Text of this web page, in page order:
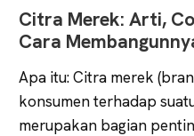
Citra Merek: Arti,
Cara
Apa itu: Citra merek
konsumen terhadap
merupakan bagian